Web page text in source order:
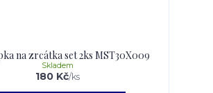
na zrcátka set 2ks MST30X009
180 Kč/ks
Skladem